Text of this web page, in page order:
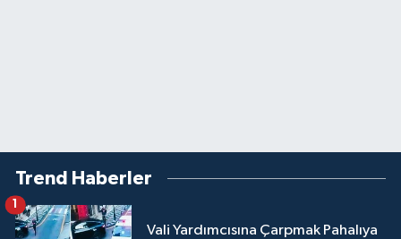
Trend Haberler
Vali Yardımcısına Çarpmak Pahalıya
1